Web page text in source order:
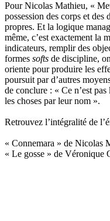
Pour Nicolas Mathieu, «
possession des corps et des
propres. Et la logique
même, c’est exactement la
indicateurs, remplir des
formes softs de discipline,
oriente pour produire les
poursuit par d’autres
de conclure : « Ce n’est
les choses par leur nom ».
Retrouvez l’intégralité de
« Connemara » de Nicolas
« Le gosse » de